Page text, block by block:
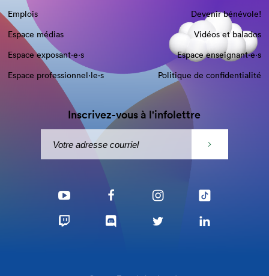
Emplois
Devenir bénévole!
Espace médias
Vidéos et balados
Espace exposant·e⋅s
Espace enseignant·e⋅s
Espace professionnel·le⋅s
Politique de confidentialité
Inscrivez-vous à l'infolettre